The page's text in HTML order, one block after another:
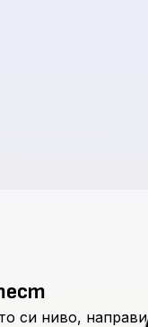
си ниво, направи